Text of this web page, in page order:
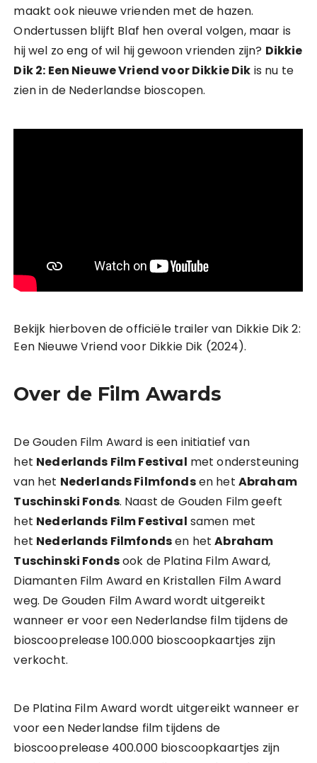
maakt ook nieuwe vrienden met de hazen.
Ondertussen blijft Blaf hen overal volgen, maar is
hij wel zo eng of wil hij gewoon vrienden zijn? Dikkie
Dik 2: Een Nieuwe Vriend voor Dikkie Dik is nu te
zien in de Nederlandse bioscopen.
Bekijk hierboven de officiële trailer van Dikkie Dik 2:
Een Nieuwe Vriend voor Dikkie Dik (2024).
Over de Film Awards
De Gouden Film Award is een initiatief van
het Nederlands Film Festival met ondersteuning
van het Nederlands Filmfondsen het Abraham
Tuschinski Fonds. Naast de Gouden Film geeft
het Nederlands Film Festival samen met
het Nederlands Filmfondsen hetAbraham
Tuschinski Fondsook de Platina Film Award,
Diamanten Film Award en Kristallen Film Award
weg. De Gouden Film Award wordt uitgereikt
wanneer er voor een Nederlandse film tijdens de
bioscooprelease 100.000 bioscoopkaartjes zijn
verkocht.
De Platina Film Award wordt uitgereikt wanneer er
voor een Nederlandse film tijdens de
bioscooprelease 400.000 bioscoopkaartjes zijn